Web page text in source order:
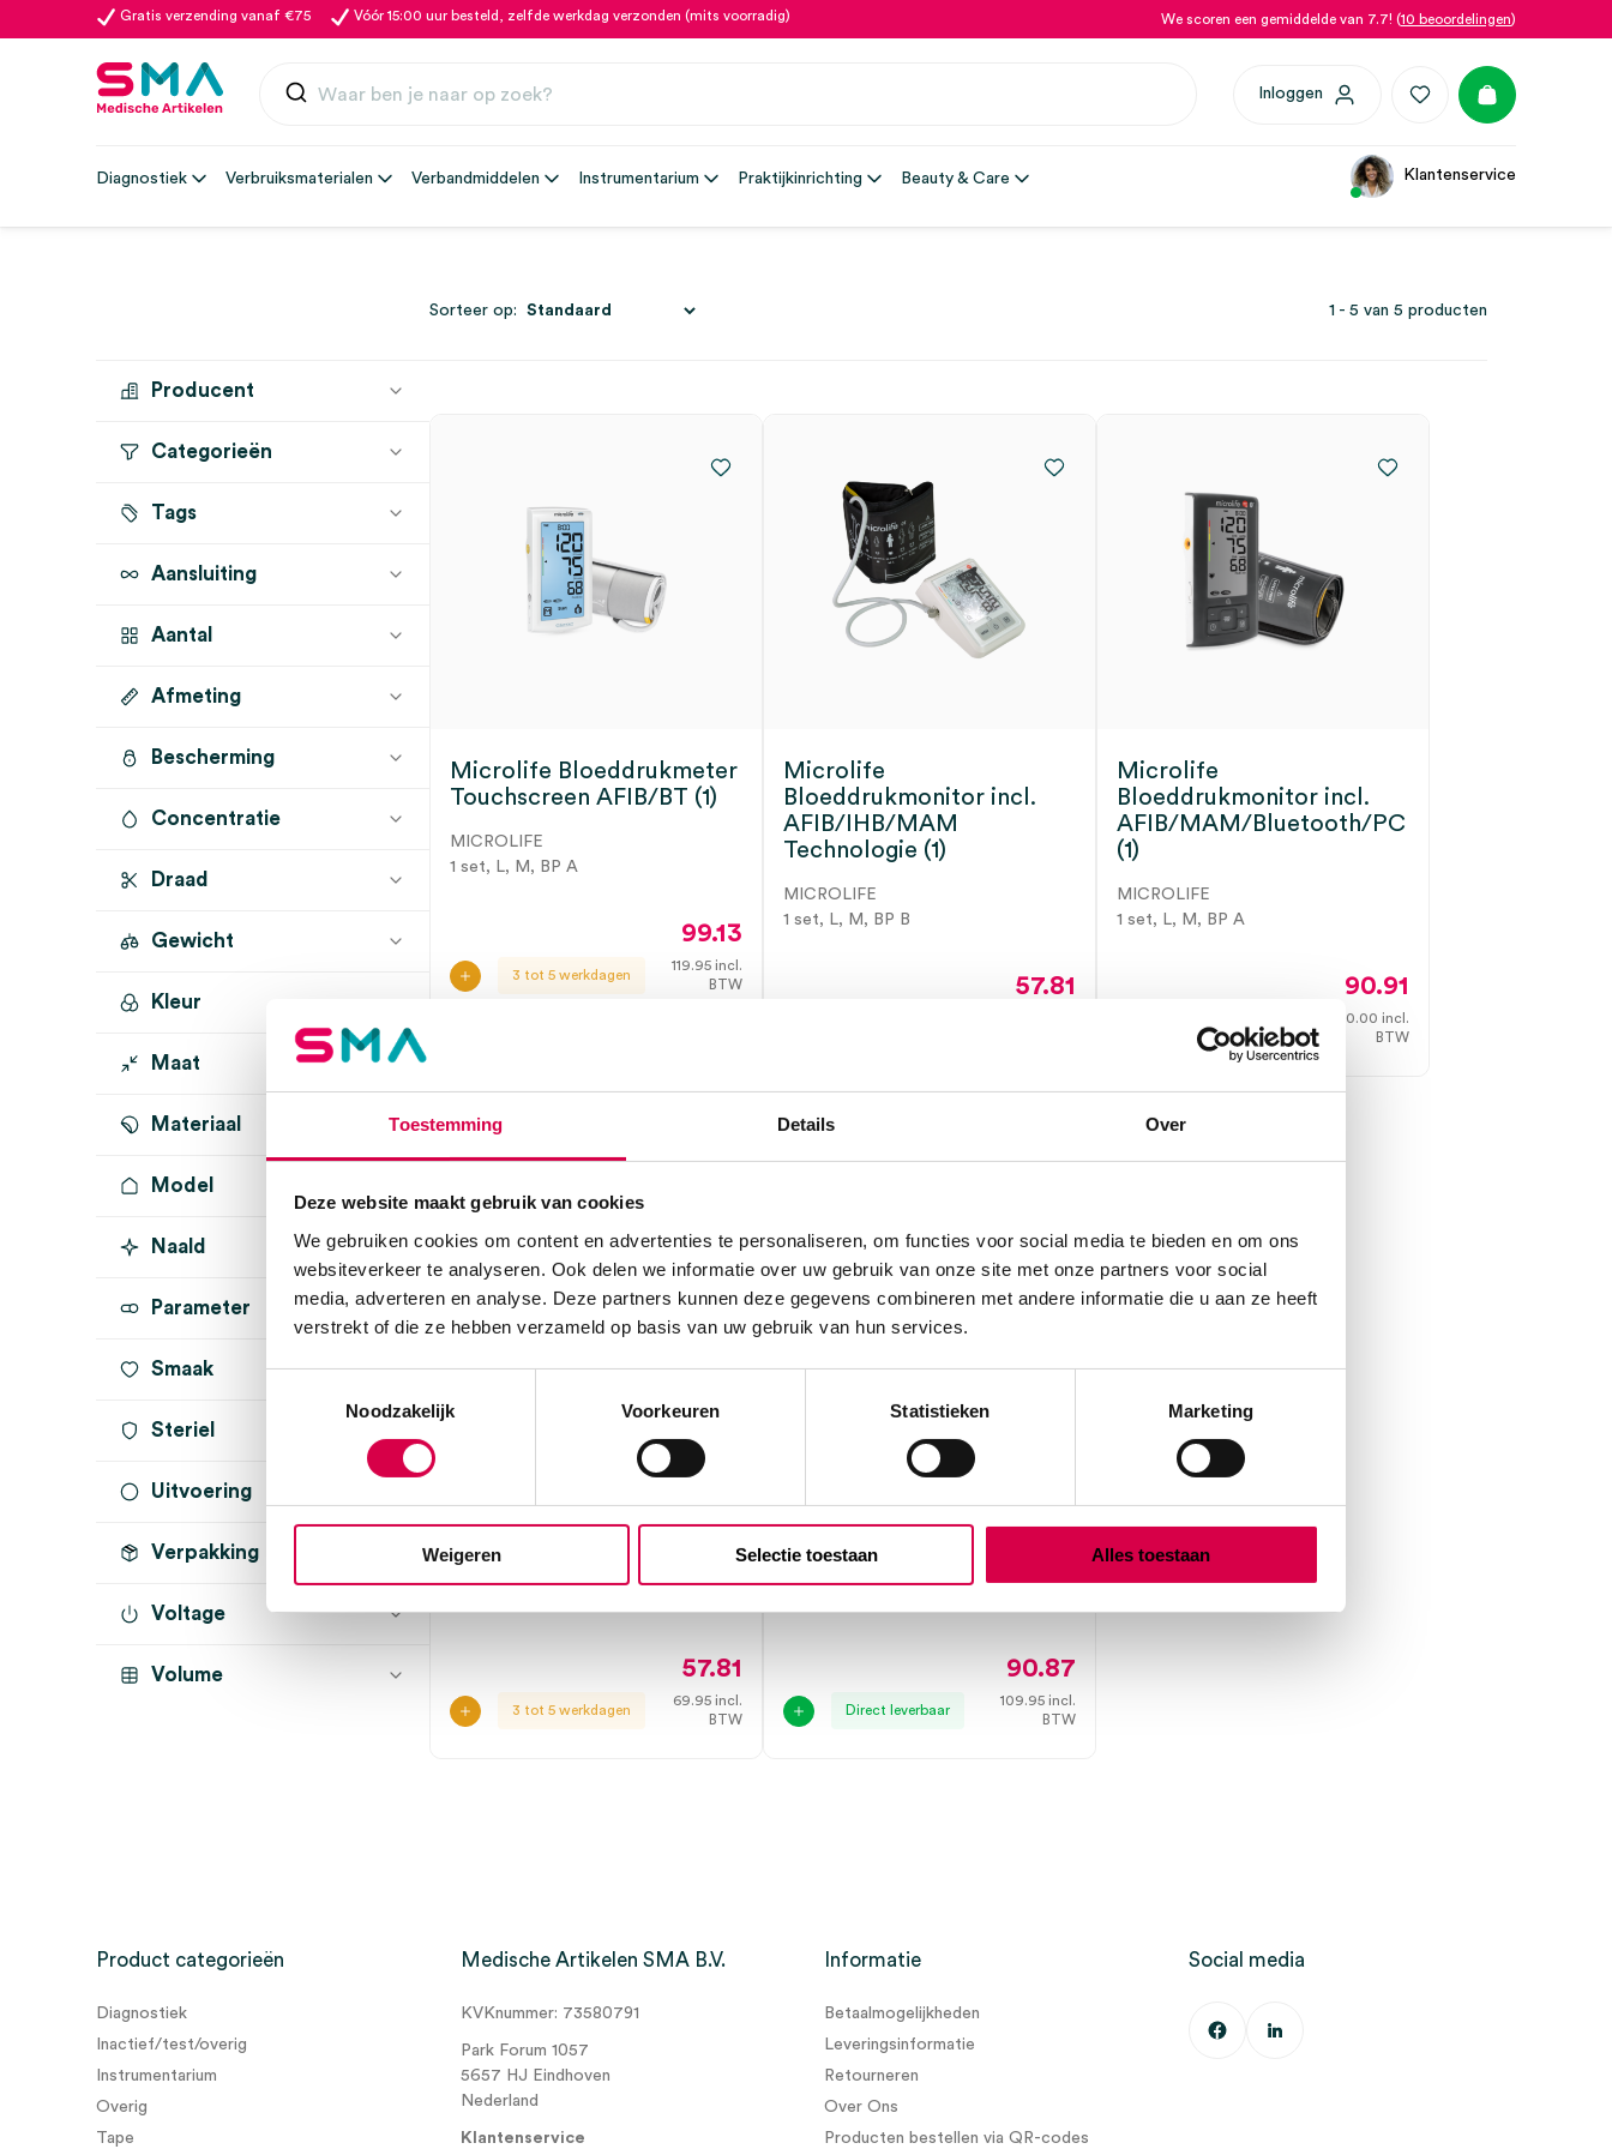
Toestemming Details Over
Deze website maakt gebruik van cookies
We gebruiken cookies om content en advertenties te personaliseren, om functies voor social media te bieden en om ons
websiteverkeer te analyseren. Ook delen we informatie over uw gebruik van onze site met onze partners voor social
media, adverteren en analyse. Deze partners kunnen deze gegevens combineren met andere informatie die u aan ze heeft
verstrekt of die ze hebben verzameld op basis van uw gebruik van hun services.
Noodzakelijk
Voorkeuren Statistieken Marketing
Weigeren Selectie toestaan Alles toestaan
Gratis verzending vanaf €75 Vóór 15:00 uur besteld, zelfde werkdag verzonden (mits voorradig) We scoren een gemiddelde van 7.7! (10 beoordelingen)
Inloggen
Diagnostiek Verbruiksmaterialen Verbandmiddelen Instrumentarium Praktijkinrichting Beauty & Care Klantenservice
Producent
MICROLIFE (5)
Categorieën
Bloeddrukmeters
Tags
Aansluiting
Aantal
1 set (5)
Afmeting
Bescherming
Concentratie
Draad
Gewicht
Kleur
Maat
L (5)Materiaal
Model
BP B (3)
Naald
Parameter
Smaak
Steriel
onsteriel (5)
Uitvoering
MAM (5)
IHB (2)
Verpakking
Voltage
Volume
1 - 5 van 5 producten
Sorteer op:
Microlife Bloeddrukmeter
Touchscreen AFIB/BT (1)
MICROLIFE
1 set, L, M, BP A
3 tot 5 werkdagen
99.13
119.95 incl.
BTW
Microlife
Bloeddrukmonitor incl.
AFIB/IHB/MAM
Technologie (1)
MICROLIFE
1 set, L, M, BP B
57.81
Microlife
Bloeddrukmonitor incl.
AFIB/MAM/Bluetooth/PC
(1)
MICROLIFE
1 set, L, M, BP A
3 tot 5 werkdagen
90.91
110.00 incl.
BTW
Bloeddrukmonitor incl.
IHB/MAM/PC
Technologie (1)
3 tot 5 werkdagen
57.81
69.95 incl.
BTW
Microlife BP B6 Connect
bloeddrukmeter incl.
AFIB/MAM/Gentle+
Technologie (set)
Direct leverbaar
90.87
109.95 incl.
BTW
Product categorieën
Diagnostiek
Inactief/test/overig
Instrumentarium
Overig
Tape
Medische Artikelen SMA B.V.
KVKnummer: 73580791
Park Forum 1057
5657 HJ Eindhoven
Nederland
Klantenservice
Informatie
Betaalmogelijkheden
Leveringsinformatie
Retourneren
Over Ons
Producten bestellen via QR-codes
Social media